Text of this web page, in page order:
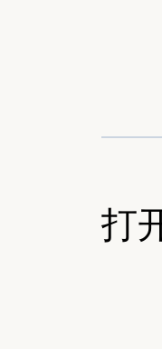
打